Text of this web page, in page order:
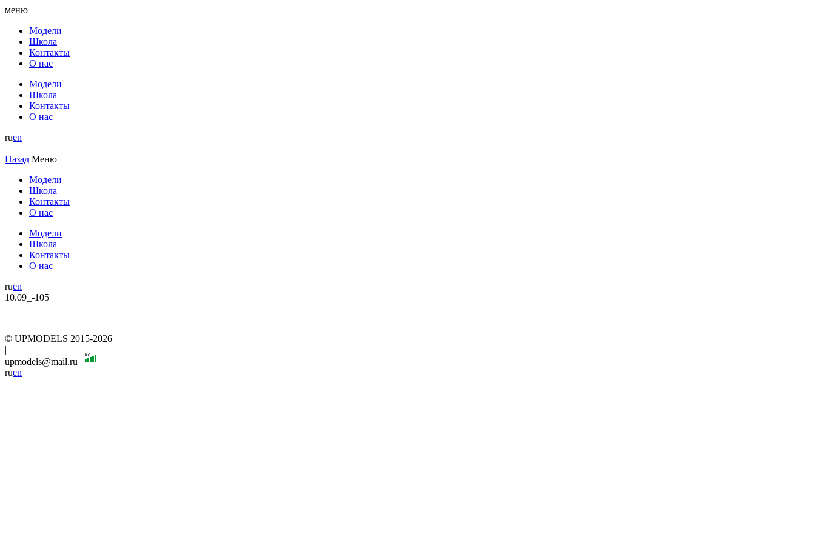
меню
Модели
Школа
Контакты
О нас
Модели
Школа
Контакты
О нас
ruen
Назад Меню
Модели
Школа
Контакты
О нас
Модели
Школа
Контакты
О нас
ruen
10.09_-105
© UPMODELS 2015-2026
|
upmodels@mail.ru
ruen